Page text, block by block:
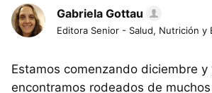
Gabriela Gottau
Editora Senior - Salud, Nutrición y
Estamos comenzando diciembre y
encontramos rodeados de